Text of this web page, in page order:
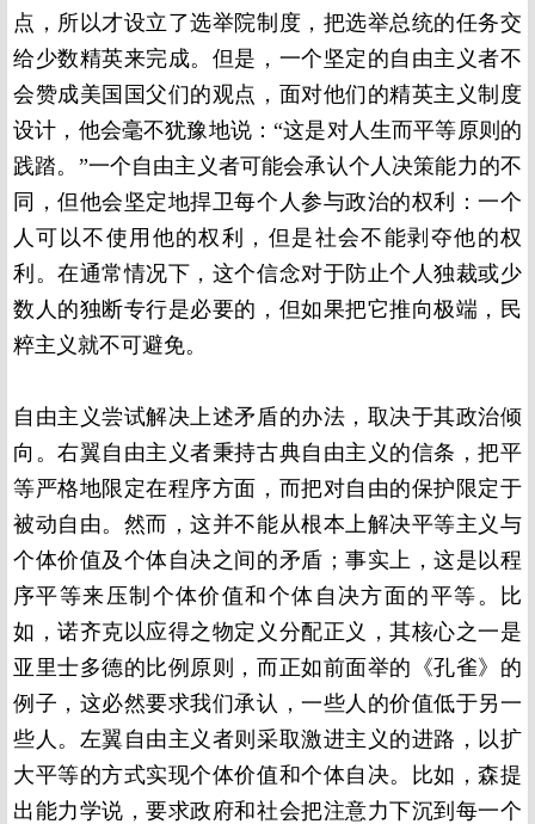
点，所以才设立了选举院制度，把选举总统的任务交
给少数精英来完成。但是，一个坚定的自由主义者不
会赞成美国国父们的观点，面对他们的精英主义制度
设计，他会毫不犹豫地说：“这是对人生而平等原则的
践踏。”一个自由主义者可能会承认个人决策能力的不
同，但他会坚定地捍卫每个人参与政治的权利：一个
人可以不使用他的权利，但是社会不能剥夺他的权
利。在通常情况下，这个信念对于防止个人独裁或少
数人的独断专行是必要的，但如果把它推向极端，民
粹主义就不可避免。
自由主义尝试解决上述矛盾的办法，取决于其政治倾
向。右翼自由主义者秉持古典自由主义的信条，把平
等严格地限定在程序方面，而把对自由的保护限定于
被动自由。然而，这并不能从根本上解决平等主义与
个体价值及个体自决之间的矛盾；事实上，这是以程
序平等来压制个体价值和个体自决方面的平等。比
如，诺齐克以应得之物定义分配正义，其核心之一是
亚里士多德的比例原则，而正如前面举的《孔雀》的
例子，这必然要求我们承认，一些人的价值低于另一
些人。左翼自由主义者则采取激进主义的进路，以扩
大平等的方式实现个体价值和个体自决。比如，森提
出能力学说，要求政府和社会把注意力下沉到每一个